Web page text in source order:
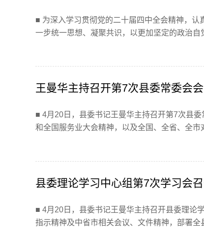
■ 为深入学习贯彻党的二十届四中全会精神，
一步统一思想、凝聚共识，以更加坚定的政治自
王曼华主持召开第7次县委常委会
■ 4月20日，县委书记王曼华主持召开第7次县
和全国服务业大会精神，以及全国、全省、全市
县委理论学习中心组第7次学习会
■ 4月20日，县委书记王曼华主持召开县委理论
指示精神及中省市相关会议、文件精神，部署全